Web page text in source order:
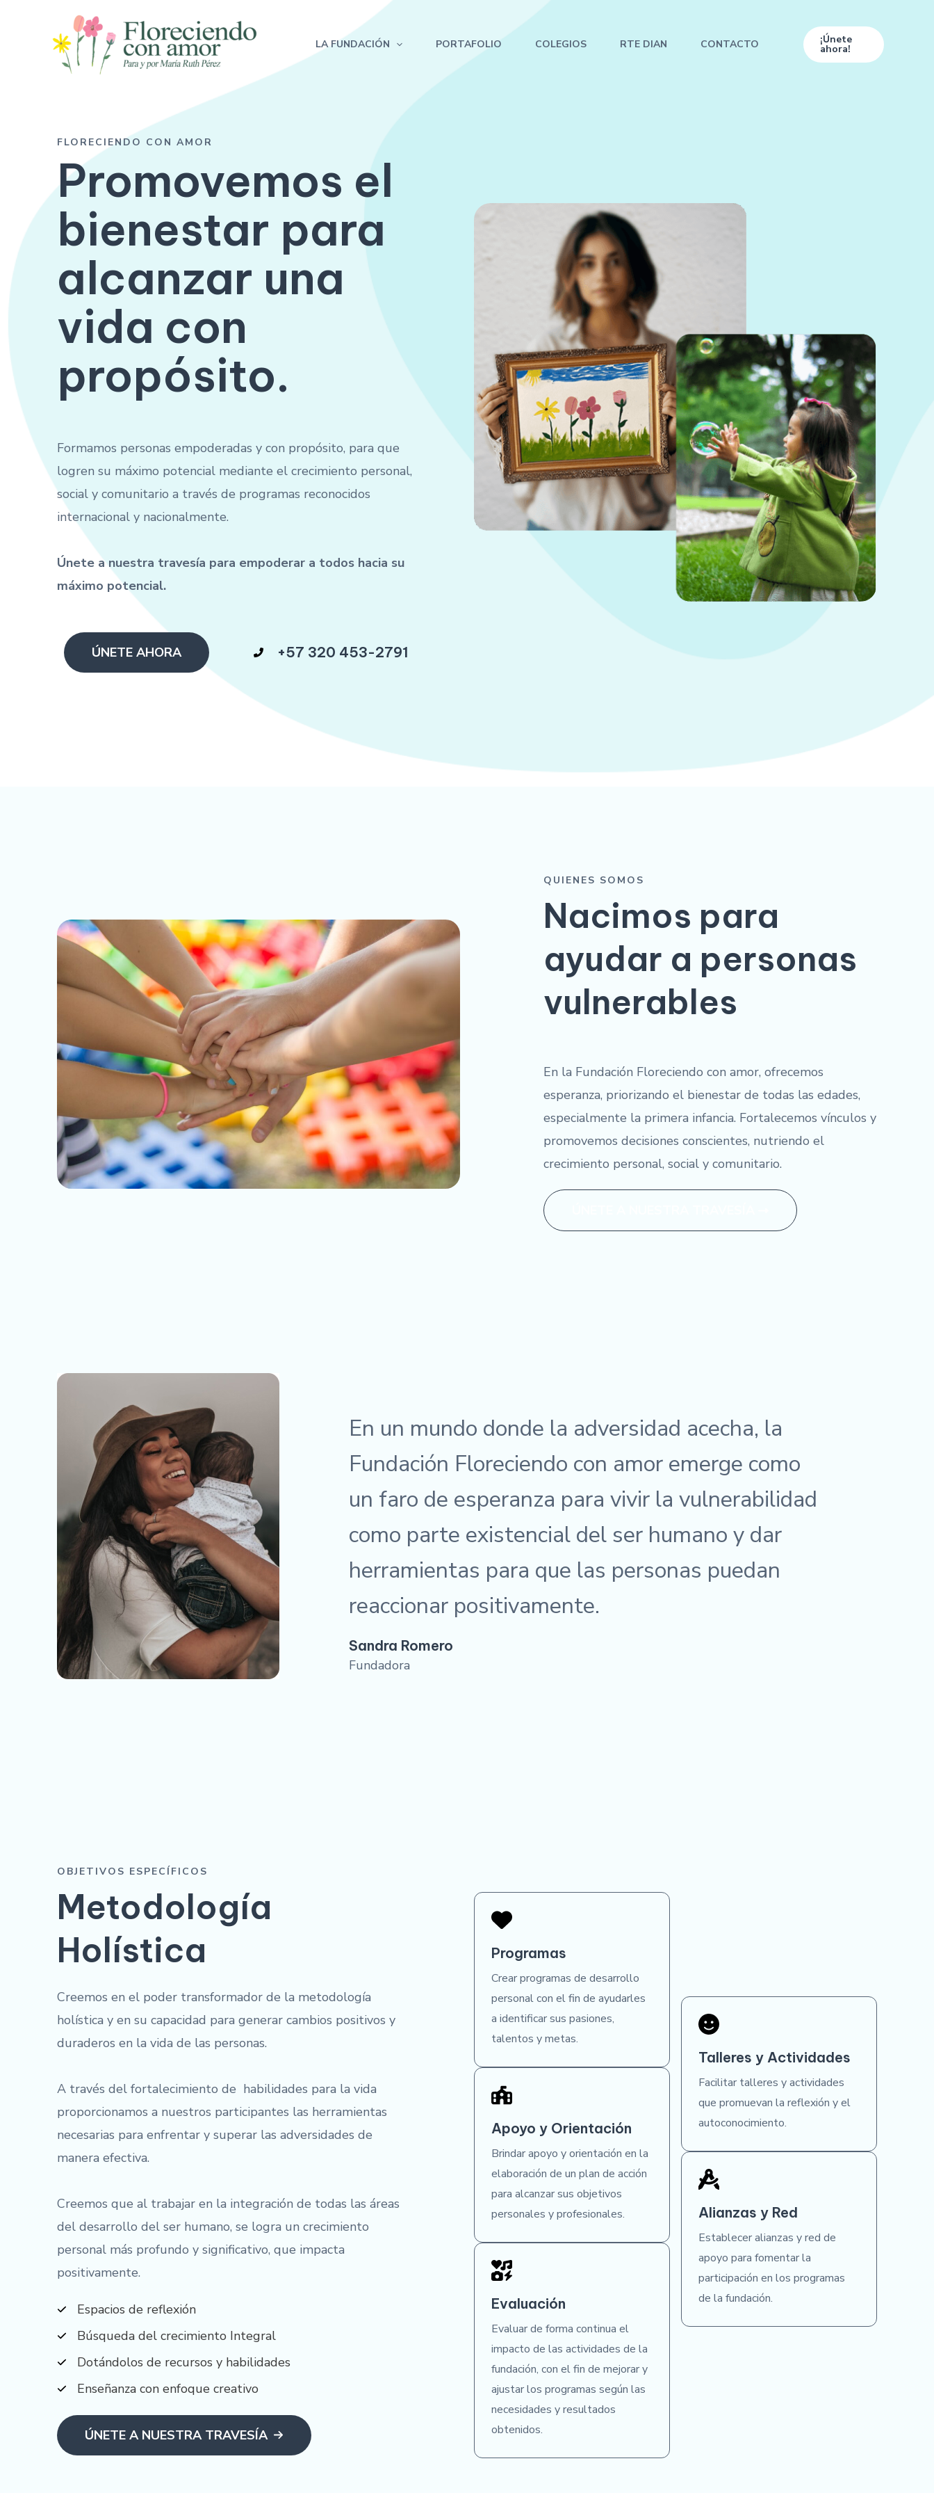
LA FUNDACIÓN PORTAFOLIO COLEGIOS RTE DIAN CONTACTO ¡Únete
ahora!
FLORECIENDO CON AMOR
Promovemos el
bienestar para
alcanzar una
vida con
propósito.
Formamos personas empoderadas y con propósito, para que
logren su máximo potencial mediante el crecimiento personal,
social y comunitario a través de programas reconocidos
internacional y nacionalmente.
Únete a nuestra travesía para empoderar a todos hacia su
máximo potencial.
ÚNETE AHORA +57 320 453-2791
QUIENES SOMOS
Nacimos para
ayudar a personas
vulnerables
En la Fundación Floreciendo con amor, ofrecemos
esperanza, priorizando el bienestar de todas las edades,
especialmente la primera infancia. Fortalecemos vínculos y
promovemos decisiones conscientes, nutriendo el
crecimiento personal, social y comunitario.
En un mundo donde la adversidad acecha, la
Fundación Floreciendo con amor emerge como
un faro de esperanza para vivir la vulnerabilidad
como parte existencial del ser humano y dar
herramientas para que las personas puedan
reaccionar positivamente.
Sandra Romero
Fundadora
OBJETIVOS ESPECÍFICOS
Metodología
Holística
Creemos en el poder transformador de la metodología
holística y en su capacidad para generar cambios positivos y
duraderos en la vida de las personas.
A través del fortalecimiento de habilidades para la vida
proporcionamos a nuestros participantes las herramientas
necesarias para enfrentar y superar las adversidades de
manera efectiva.
Creemos que al trabajar en la integración de todas las áreas
del desarrollo del ser humano, se logra un crecimiento
personal más profundo y significativo, que impacta
positivamente.
Espacios de reflexión
Búsqueda del crecimiento Integral
Dotándolos de recursos y habilidades
Enseñanza con enfoque creativo
ÚNETE A NUESTRA TRAVESÍA
Programas
Crear programas de desarrollo
personal con el fin de ayudarles
a identificar sus pasiones,
talentos y metas.
Apoyo y Orientación
Brindar apoyo y orientación en la
elaboración de un plan de acción
para alcanzar sus objetivos
personales y profesionales.
Evaluación
Evaluar de forma continua el
impacto de las actividades de la
fundación, con el fin de mejorar y
ajustar los programas según las
necesidades y resultados
obtenidos.
Talleres y Actividades
Facilitar talleres y actividades
que promuevan la reflexión y el
autoconocimiento.
Alianzas y Red
Establecer alianzas y red de
apoyo para fomentar la
participación en los programas
de la fundación.